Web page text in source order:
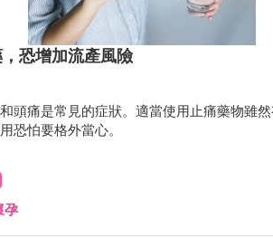
恐增加流產風險
頭痛是常見的症狀。適當使用止痛藥物雖
恐怕要格外當心。
孕